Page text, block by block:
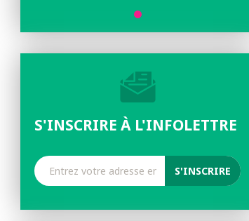
S'INSCRIRE À L'INFOLETTRE